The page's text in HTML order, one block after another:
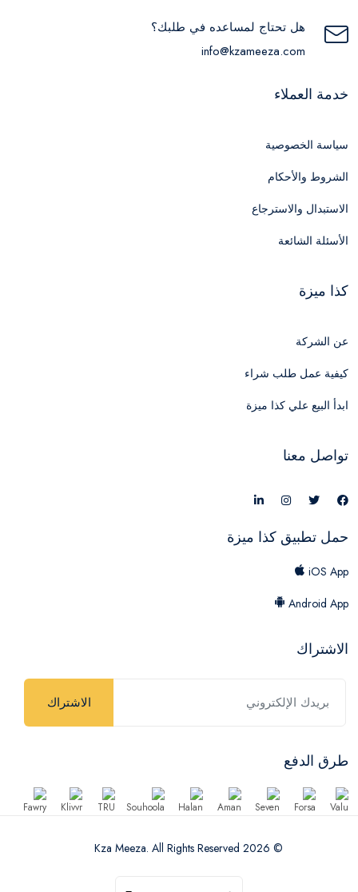
هل تحتاج لمساعده في طلبك؟
info@kzameeza.com
خدمة العملاء
سياسة الخصوصية
الشروط والأحكام
الاستبدال والاسترجاع
الأسئلة الشائعة
كذا ميزة
عن الشركة
كيفية عمل طلب شراء
ابدأ البيع علي كذا ميزة
تواصل معنا
حمل تطبيق كذا ميزة
iOS App
Android App
الاشتراك
الاشتراك
طرق الدفع
© 2026 Kza Meeza. All Rights Reserved